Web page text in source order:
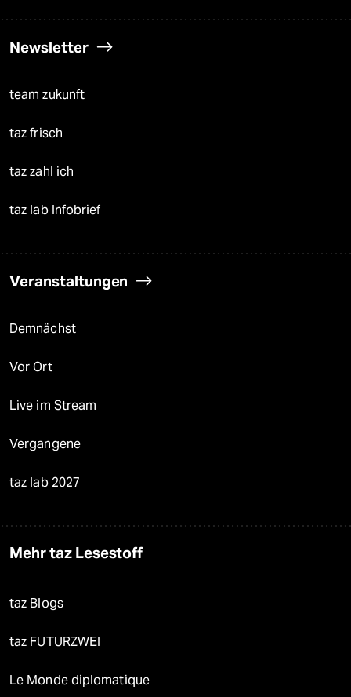
Newsletter
team zukunft
taz frisch
taz zahl ich
taz lab Infobrief
Veranstaltungen
Demnächst
Vor Ort
Live im Stream
Vergangene
taz lab 2027
Mehr taz Lesestoff
taz Blogs
taz FUTURZWEI
Le Monde diplomatique